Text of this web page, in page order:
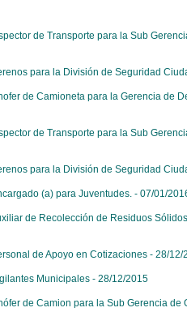
de Transporte para la Sub
para la División de Seguridad
de Camioneta para la Gerencia de
de Transporte para la Sub
para la División de Seguridad
(a) para Juventudes. - 07/01/
de Recolección de Residuos
de Apoyo en Cotizaciones - 28/12/
Municipales - 28/12/2015
de Camion para la Sub Gerencia de